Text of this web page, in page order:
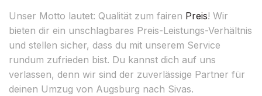
Unser Motto lautet: Qualität zum fairen Preis! Wir
bieten dir ein unschlagbares Preis-Leistungs-Verhältnis
und stellen sicher, dass du mit unserem Service
rundum zufrieden bist. Du kannst dich auf uns
verlassen, denn wir sind der zuverlässige Partner für
deinen Umzug von Augsburg nach Sivas.